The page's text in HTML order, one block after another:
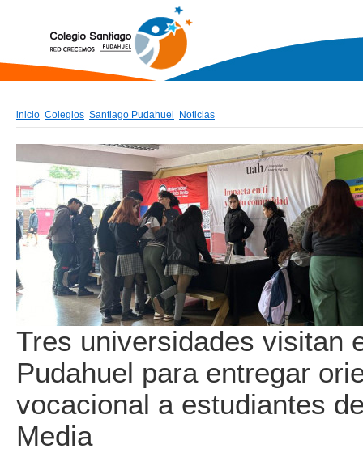
inicio Colegios Santiago Pudahuel Noticias
Tres universidades visitan
Pudahuel para entregar
vocacional a estudiantes
Media